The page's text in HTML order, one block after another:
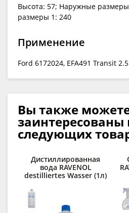
Высота: 57; Наружные
размеры 1: 240
Применение
Ford 6172024, EFA491 Transit
Вы также
заинтересованы
следующих
Дистиллированная
вода RAVENOL
destilliertes Wasser (1л)